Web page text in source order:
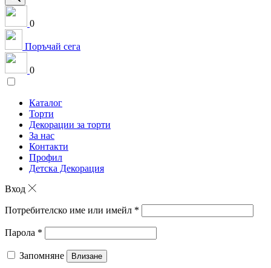
0
Поръчай сега
0
Каталог
Торти
Декорации за торти
За нас
Контакти
Профил
Детска Декорация
Вход
Потребителско име или имейл *
Парола *
Запомняне Влизане